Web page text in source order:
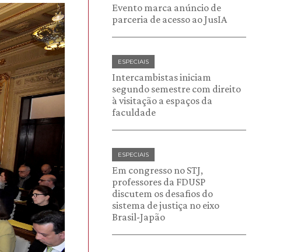
Evento marca anúncio de
parceria de acesso ao JusIA
ESPECIAIS
Intercambistas iniciam
segundo semestre com direito
à visitação a espaços da
faculdade
ESPECIAIS
Em congresso no STJ,
professores da FDUSP
discutem os desafios do
sistema de justiça no eixo
Brasil-Japão